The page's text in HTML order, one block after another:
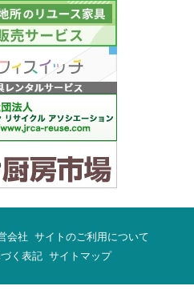
会社 サイトのご利用について
く表記 サイトマップ